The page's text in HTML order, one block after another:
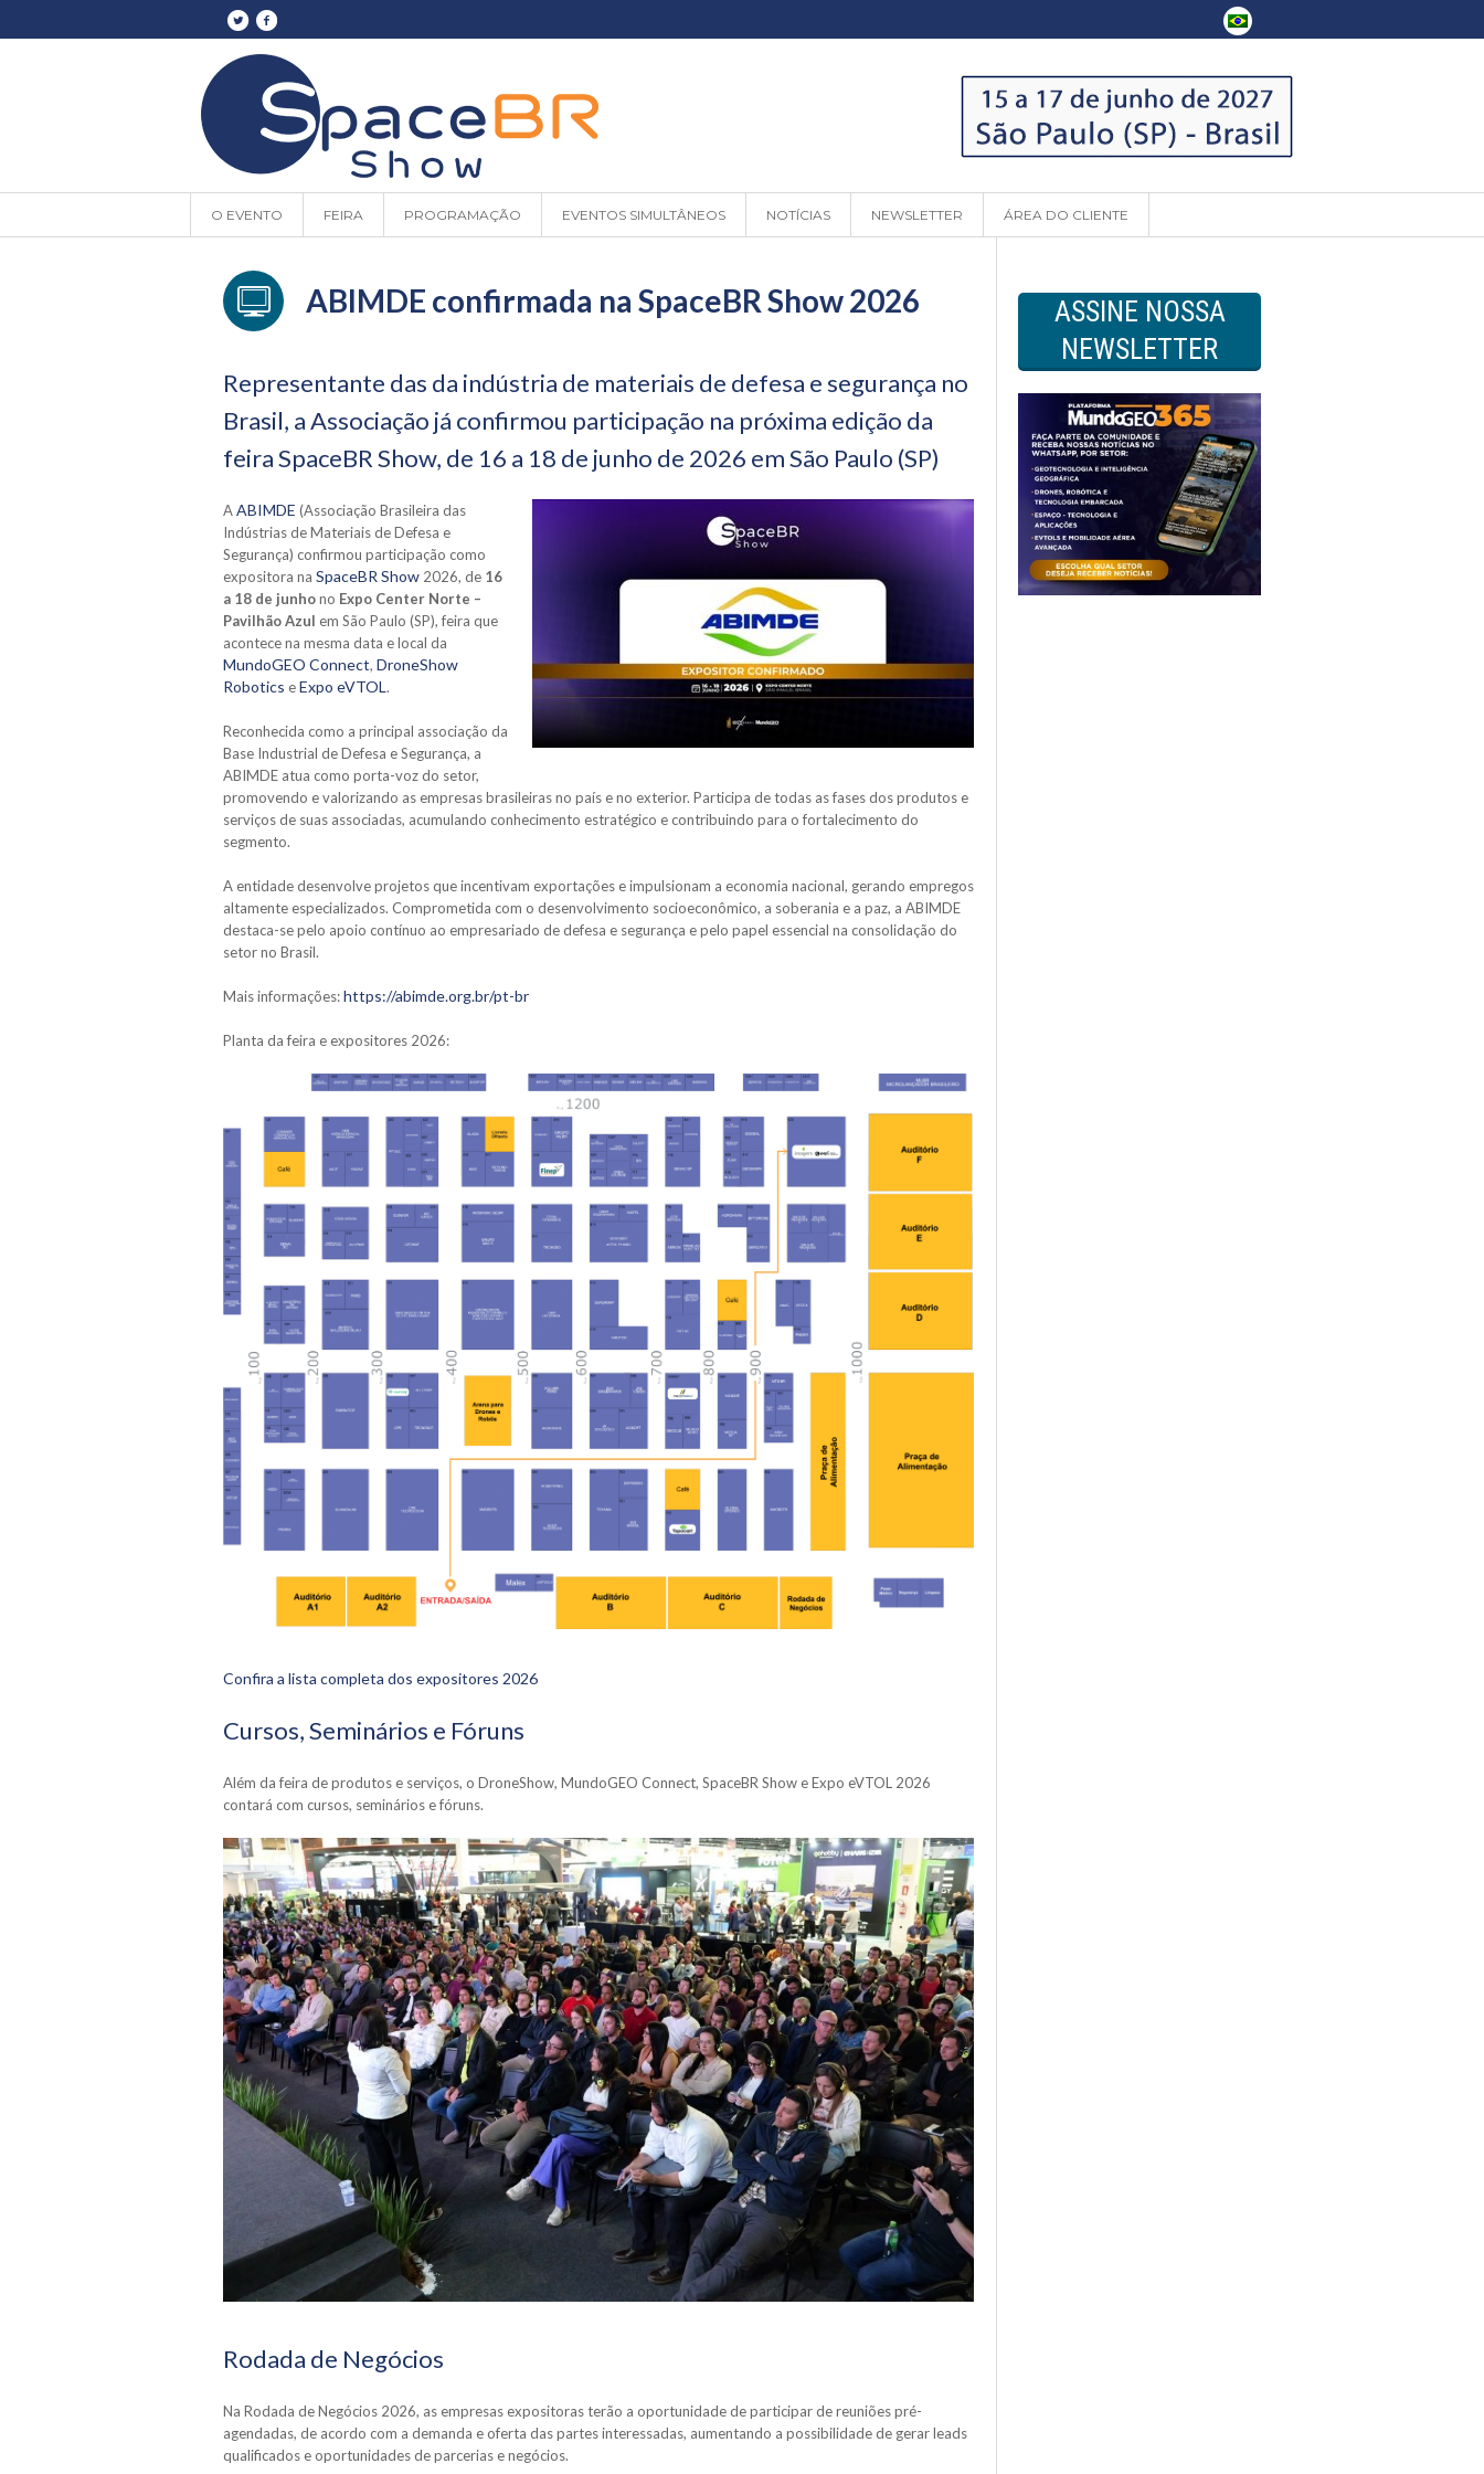
O EVENTO FEIRA PROGRAMAÇÃO EVENTOS SIMULTÂNEOS NOTÍCIAS NEWSLETTER ÁREA DO CLIENTE
ABIMDE confirmada na SpaceBR Show 2026
Representante das da indústria de materiais de defesa e segurança no
Brasil, a Associação já confirmou participação na próxima edição da
feira SpaceBR Show, de 16 a 18 de junho de 2026 em São Paulo (SP)
AABIMDE (Associação Brasileira das
Indústrias de Materiais de Defesa e
Segurança) confirmou participação como
expositora na SpaceBR Show 2026, de 16
a 18 de junhono Expo Center Norte –
Pavilhão Azul em São Paulo (SP), feira que
acontece na mesma data e local da
MundoGEO Connect, DroneShow
Robotics eExpo eVTOL.
Reconhecida como a principal associação da
Base Industrial de Defesa e Segurança, a
ABIMDE atua como porta-voz do setor,
promovendo e valorizando as empresas brasileiras no país e no exterior. Participa de todas as fases dos produtos e
serviços de suas associadas, acumulando conhecimento estratégico e contribuindo para o fortalecimento do
segmento.
A entidade desenvolve projetos que incentivam exportações e impulsionam a economia nacional, gerando empregos
altamente especializados. Comprometida com o desenvolvimento socioeconômico, a soberania e a paz, a ABIMDE
destaca-se pelo apoio contínuo ao empresariado de defesa e segurança e pelo papel essencial na consolidação do
setor no Brasil.
Mais informações:https://abimde.org.br/pt-br
Planta da feira e expositores 2026:
Confira a lista completa dos expositores 2026
Cursos, Seminários e Fóruns
Além da feira de produtos e serviços, o DroneShow, MundoGEO Connect, SpaceBR Show e Expo eVTOL 2026
contará com cursos, seminários e fóruns.
Rodada de Negócios
Na Rodada de Negócios 2026, as empresas expositoras terão a oportunidade de participar de reuniões pré-
agendadas, de acordo com a demanda e oferta das partes interessadas, aumentando a possibilidade de gerar leads
qualificados e oportunidades de parcerias e negócios.
ASSINE NOSSA
NEWSLETTER